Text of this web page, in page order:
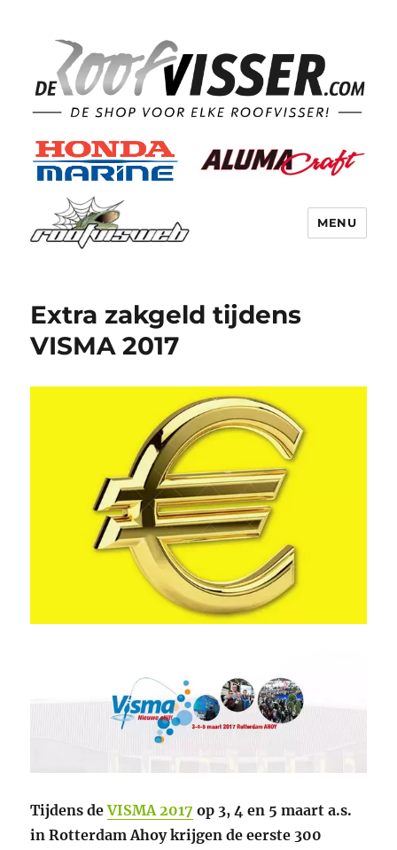
MENU
Extra zakgeld tijdens
VISMA 2017
Tijdens deVISMA 2017 op 3, 4 en 5 maart a.s.
in Rotterdam Ahoy krijgen de eerste 300